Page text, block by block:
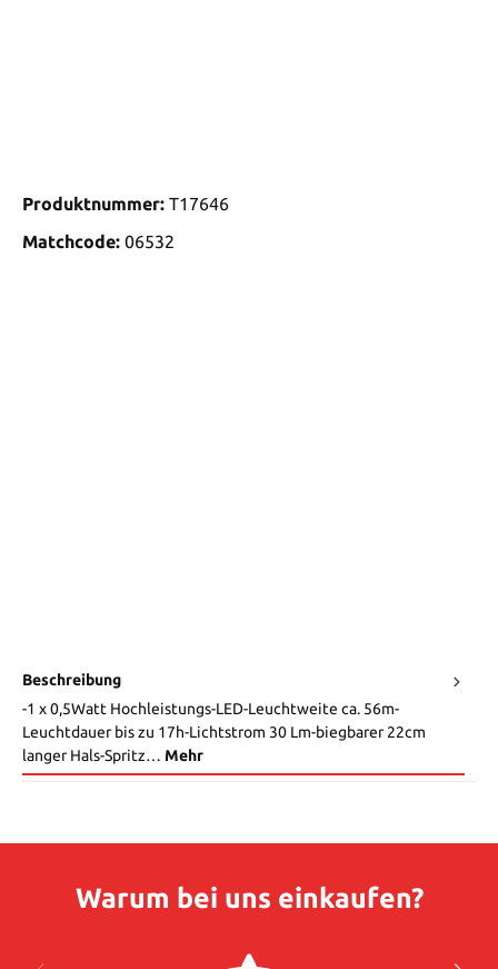
Produktnummer: T17646
Matchcode: 06532
Beschreibung
-1 x 0,5Watt Hochleistungs-LED-Leuchtweite ca. 56m-
Leuchtdauer bis zu 17h-Lichtstrom 30 Lm-biegbarer 22cm
langer Hals-Spritz… Mehr
Warum bei uns einkaufen?